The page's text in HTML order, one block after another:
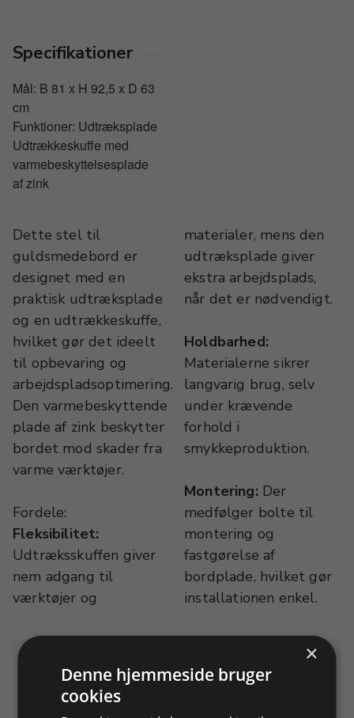
Specifikationer
Mål: B 81 x H 92,5 x D 63
cm
Funktioner: Udtræksplade
Udtrækkeskuffe med
varmebeskyttelsesplade
af zink
Dette stel til
guldsmedebord er
designet med en
praktisk udtræksplade
og en udtrækkeskuffe,
hvilket gør det ideelt
til opbevaring og
arbejdspladsoptimering.
Den varmebeskyttende
plade af zink beskytter
bordet mod skader fra
varme værktøjer.
Fordele:
Fleksibilitet:
Udtræksskuffen giver
nem adgang til
værktøjer og
materialer, mens den
udtræksplade giver
ekstra arbejdsplads,
når det er nødvendigt.
Holdbarhed:
Materialerne sikrer
langvarig brug, selv
under krævende
forhold i
smykkeproduktion.
Montering: Der
medfølger bolte til
montering og
fastgørelse af
bordplade, hvilket gør
installationen enkel.
Relaterede produkter
×
Denne hjemmeside bruger
cookies